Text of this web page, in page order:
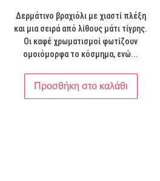
Δερμάτινο βραχιόλι με χιαστί πλέξη
και μια σειρά από λίθους μάτι τίγρης.
Οι καφέ χρωματισμοί φωτίζουν
ομοιόμορφα το κόσμημα, ενώ...
Προσθήκη στο καλάθι